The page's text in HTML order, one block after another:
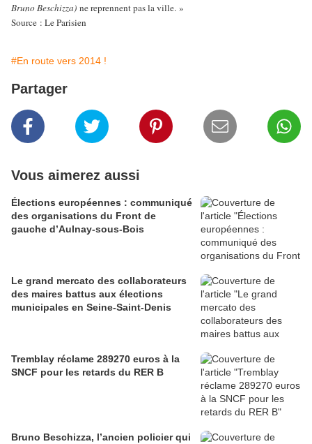
Bruno Beschizza) ne reprennent pas la ville. »
Source : Le Parisien
#En route vers 2014 !
Partager
Vous aimerez aussi
Élections européennes : communiqué
des organisations du Front de
gauche d’Aulnay-sous-Bois
Le grand mercato des collaborateurs
des maires battus aux élections
municipales en Seine-Saint-Denis
Tremblay réclame 289270 euros à la
SNCF pour les retards du RER B
Bruno Beschizza, l’ancien policier qui